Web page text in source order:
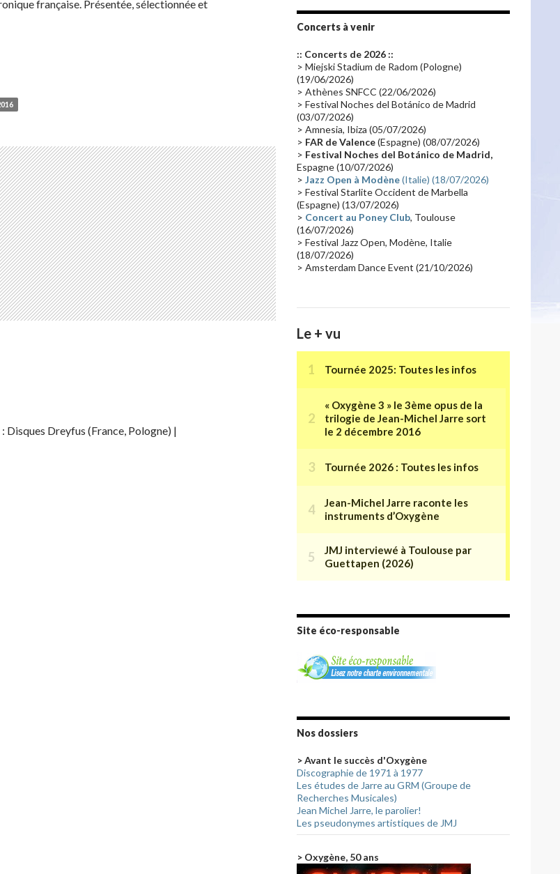
française. Présentée, sélectionnée et
Disques Dreyfus (France, Pologne) |
Promo 2019
Emissions 2010 Disques rares
Synthé 70's(20)
Claviériste(19) Groupe de Recherche Musicale
France 2 (18)
Critique(17) Coffret(17) Chronologie(16)
Passages radio(16)
Synthé 80's(16) Les concerts en Chine (16)
Cinéma(16) Houston
Synthé Roland Belgique
Récompense(14) Collaborations 70's(14)
Astronomie(14) France Inter(14)
Concerts à venir
:: Concerts de 2026 ::
> Miejski Stadium de Radom (Pologne)
(19/06/2026)
> Athènes SNFCC (22/06/2026)
> Festival Noches del Botánico de Madrid
(03/07/2026)
> Amnesia, Ibiza (05/07/2026)
> FAR de Valence(Espagne) (08/07/2026)
> Festival Noches del Botánico de Madrid,
Espagne (10/07/2026)
> Jazz Open à Modène(Italie) (18/07/2026)
> Festival Starlite Occident de Marbella
(Espagne) (13/07/2026)
> Concert au Poney Club, Toulouse
(16/07/2026)
> Festival Jazz Open, Modène, Italie
(18/07/2026)
> Amsterdam Dance Event (21/10/2026)
Le + vu
Site éco-responsable
Nos dossiers
> Avant le succès d'Oxygène
Discographie de 1971 à 1977
Les études de Jarre au GRM (Groupe de
Recherches Musicales)
Jean Michel Jarre, le parolier!
Les pseudonymes artistiques de JMJ
> Oxygène, 50 ans